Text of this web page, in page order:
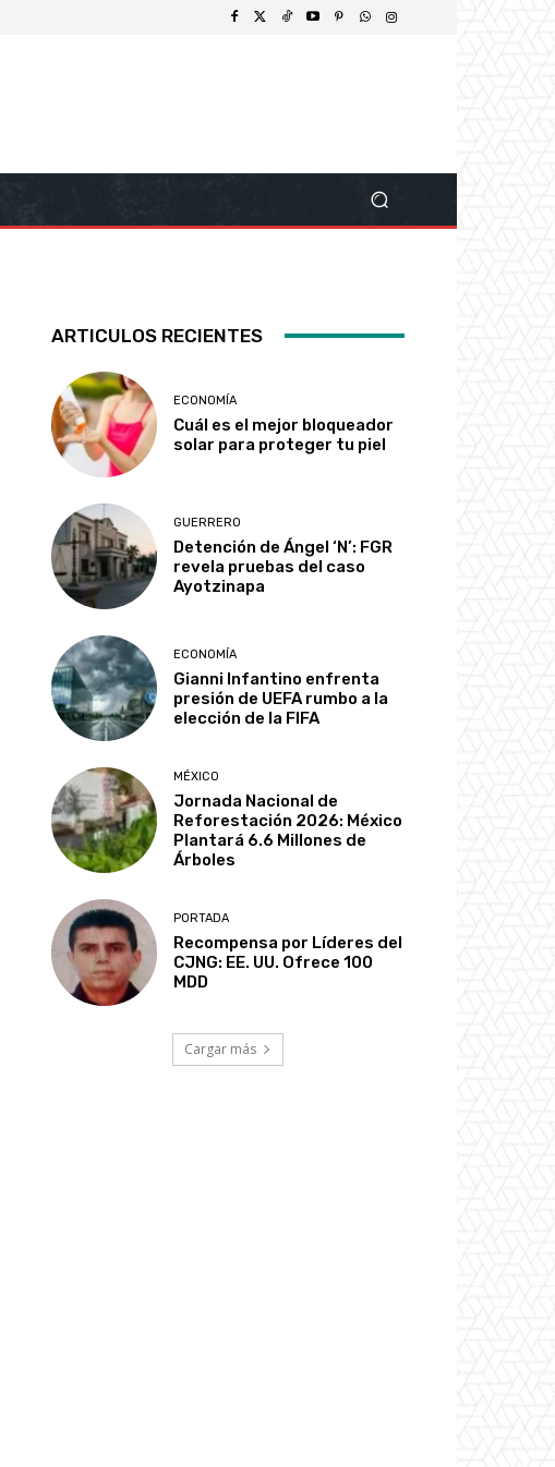
ARTICULOS RECIENTES
ECONOMÍA
Cuál es el mejor bloqueador
solar para proteger tu piel
GUERRERO
Detención de Ángel ‘N’: FGR
revela pruebas del caso
Ayotzinapa
ECONOMÍA
Gianni Infantino enfrenta
presión de UEFA rumbo a la
elección de la FIFA
MÉXICO
Jornada Nacional de
Reforestación 2026: México
Plantará 6.6 Millones de
Árboles
PORTADA
Recompensa por Líderes del
CJNG: EE. UU. Ofrece 100
MDD
Cargar más